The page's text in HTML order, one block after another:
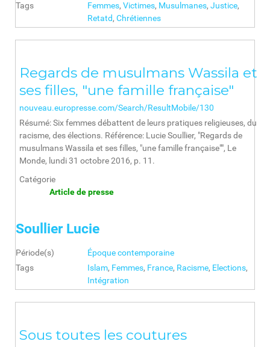
Tags
Femmes, Victimes, Musulmanes, Justice,
Retatd, Chrétiennes
Regards de musulmans Wassila et
ses filles, "une famille française"
nouveau.europresse.com/Search/ResultMobile/130
Résumé: Six femmes débattent de leurs pratiques religieuses, du
racisme, des élections. Référence: Lucie Soullier, "Regards de
musulmans Wassila et ses filles, "une famille française"", Le
Monde, lundi 31 octobre 2016, p. 11.
Catégorie
Article de presse
Soullier Lucie
Période(s)
Époque contemporaine
Tags
Islam, Femmes, France, Racisme, Elections,
Intégration
Sous toutes les coutures